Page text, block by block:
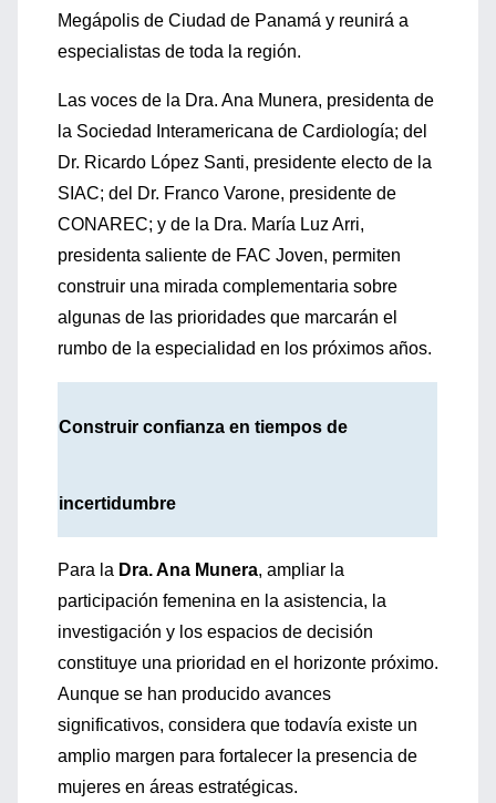
Megápolis de Ciudad de Panamá y reunirá a
especialistas de toda la región.
Las voces de la Dra. Ana Munera, presidenta de
la Sociedad Interamericana de Cardiología; del
Dr. Ricardo López Santi, presidente electo de la
SIAC; del Dr. Franco Varone, presidente de
CONAREC; y de la Dra. María Luz Arri,
presidenta saliente de FAC Joven, permiten
construir una mirada complementaria sobre
algunas de las prioridades que marcarán el
rumbo de la especialidad en los próximos años.
Construir confianza en tiempos de
incertidumbre
Para la Dra. Ana Munera, ampliar la
participación femenina en la asistencia, la
investigación y los espacios de decisión
constituye una prioridad en el horizonte próximo.
Aunque se han producido avances
significativos, considera que todavía existe un
amplio margen para fortalecer la presencia de
mujeres en áreas estratégicas.